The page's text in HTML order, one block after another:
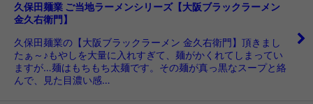
久保田麺業 ご当地ラーメンシリーズ【大阪ブラックラーメン
金久右衛門】
久保田麺業の【大阪ブラックラーメン 金久右衛門】頂きまし
たぁ～♪もやしを大量に入れすぎて、麺がかくれてしまってい
ますが…麺はもちもち太麺です。その麺が真っ黒なスープと絡
んで、見た目濃い感…